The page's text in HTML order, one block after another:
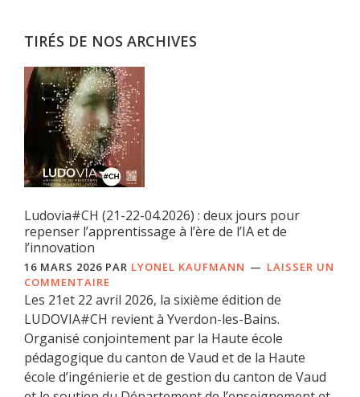
TIRÉS DE NOS ARCHIVES
Ludovia#CH (21-22-04.2026) : deux jours pour
repenser l’apprentissage à l’ère de l’IA et de
l’innovation
16 MARS 2026 PAR LYONEL KAUFMANN
LAISSER UN
COMMENTAIRE
Les 21et 22 avril 2026, la sixième édition de
LUDOVIA#CH revient à Yverdon-les-Bains.
Organisé conjointement par la Haute école
pédagogique du canton de Vaud et de la Haute
école d’ingénierie et de gestion du canton de Vaud